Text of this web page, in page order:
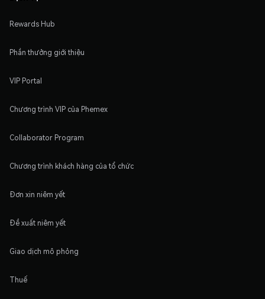
Rewards Hub
Phần thưởng giới thiệu
VIP Portal
Chương trình VIP của Phemex
Collaborator Program
Chương trình khách hàng của tổ chức
Đơn xin niêm yết
Đề xuất niêm yết
Giao dịch mô phỏng
Thuế